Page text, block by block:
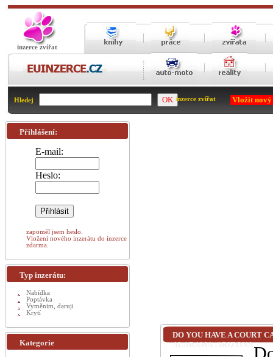
inzerce zvířat
Hledej inzerce zvířat Vložit
DO YOU HAVE A COURT
ALABAMA -ARIZONA
Přihlášení:
E-mail:
Heslo:
zapoměl jsem heslo.
Vložení nového inzerátu do inzerce
zdarma.
Typ inzerátu:
Nabídka
Poptávka
Vyměnim, daruji
Krytí
Kategorie